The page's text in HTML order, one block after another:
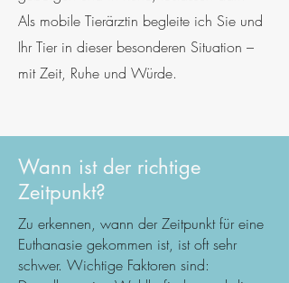
Als mobile Tierärztin begleite ich Sie und
Ihr Tier in dieser besonderen Situation –
mit Zeit, Ruhe und Würde.
Wann ist der richtige
Zeitpunkt?
Zu erkennen, wann der Zeitpunkt für eine
Euthanasie gekommen ist, ist oft sehr
schwer. Wichtige Faktoren sind: